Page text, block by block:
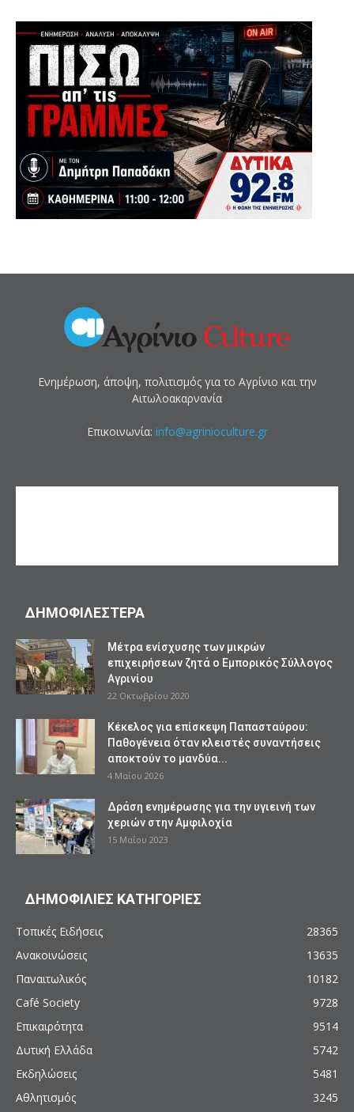
Ενημέρωση, άποψη, πολιτισμός για το Αγρίνιο και την
Αιτωλοακαρνανία
Επικοινωνία: info@agrinioculture.gr
ΔΗΜΟΦΙΛΕΣΤΕΡΑ
Mέτρα ενίσχυσης των μικρών
επιχειρήσεων ζητά ο Εμπορικός Σύλλογος
Αγρινίου
22 Οκτωβρίου 2020
Κέκελος για επίσκεψη Παπασταύρου:
Παθογένεια όταν κλειστές συναντήσεις
αποκτούν το μανδύα...
4 Μαΐου 2026
Δράση ενημέρωσης για την υγιεινή των
χεριών στην Αμφιλοχία
15 Μαΐου 2023
ΔΗΜΟΦΙΛΙΕΣ ΚΑΤΗΓΟΡΙΕΣ
Τοπικές Ειδήσεις
28365
Ανακοινώσεις
13635
Παναιτωλικός
10182
Café Society
9728
Επικαιρότητα
9514
Δυτική Ελλάδα
5742
Εκδηλώσεις
5481
Αθλητισμός
3245